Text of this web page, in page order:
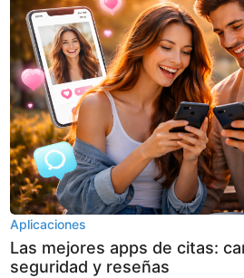
Aplicaciones
Las mejores apps de citas:
seguridad y reseñas